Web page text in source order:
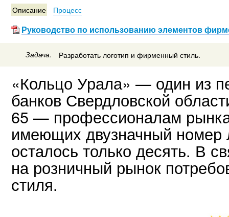
Описание Процесс
Руководство по использованию элементов
Задача. Разработать логотип и фирменный стиль.
«Кольцо Урала» — один из
банков Свердловской
65 — профессионалам
имеющих двузначный номер
осталось только десять. В
на розничный рынок
стиля.